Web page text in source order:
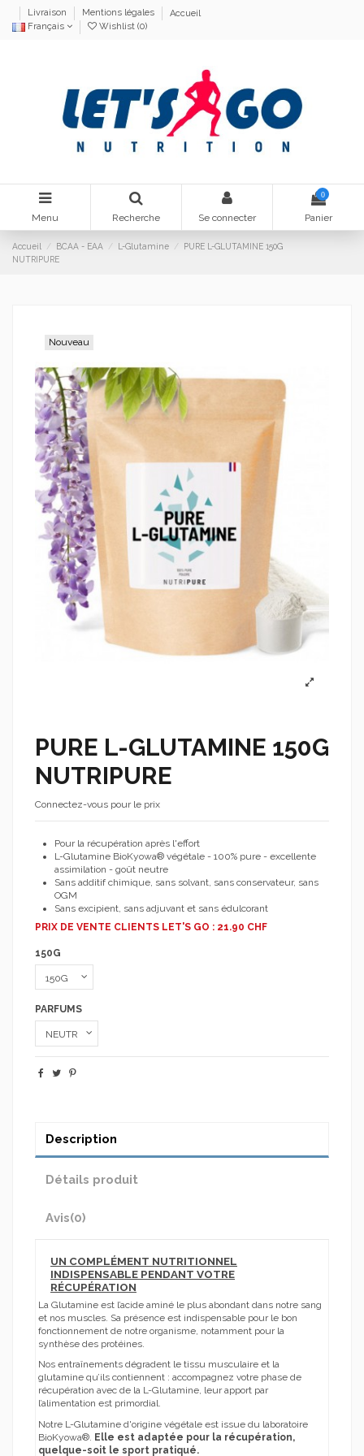
Livraison Mentions légales
Accueil
Français
Wishlist (0)
Menu Recherche Se connecter
0
Panier
Accueil BCAA - EAA L-Glutamine
PURE L-GLUTAMINE 150G
NUTRIPURE
Nouveau
PURE L-GLUTAMINE 150G
NUTRIPURE
Connectez-vous pour le prix
Pour la récupération après l'effort
L-Glutamine BioKyowa® végétale - 100% pure - excellente
assimilation - goût neutre
Sans additif chimique, sans solvant, sans conservateur, sans
OGM
Sans excipient, sans adjuvant et sans édulcorant
PRIX DE VENTE CLIENTS LET'S GO : 21.90 CHF
150G
PARFUMS
Description
Détails produit
Avis(0)
UN COMPLÉMENT NUTRITIONNEL
INDISPENSABLE PENDANT VOTRE
RÉCUPÉRATION
La Glutamine est l’acide aminé le plus abondant dans notre sang
et nos muscles. Sa présence est indispensable pour le bon
fonctionnement de notre organisme, notamment pour la
synthèse des protéines.
Nos entraînements dégradent le tissu musculaire et la
glutamine qu’ils contiennent : accompagnez votre phase de
récupération avec de la L-Glutamine, leur apport par
l’alimentation est primordial.
Notre L-Glutamine d'origine végétale est issue du laboratoire
BioKyowa®. Elle est adaptée pour la récupération,
quelque-soit le sport pratiqué.